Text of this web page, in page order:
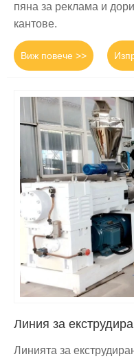
пяна за реклама и
кантове.
Виж повече >>
Линия за
Линията за